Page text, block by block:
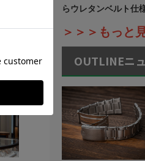
らウレタンベルト仕
＞＞＞もっと
OUTLINEニ